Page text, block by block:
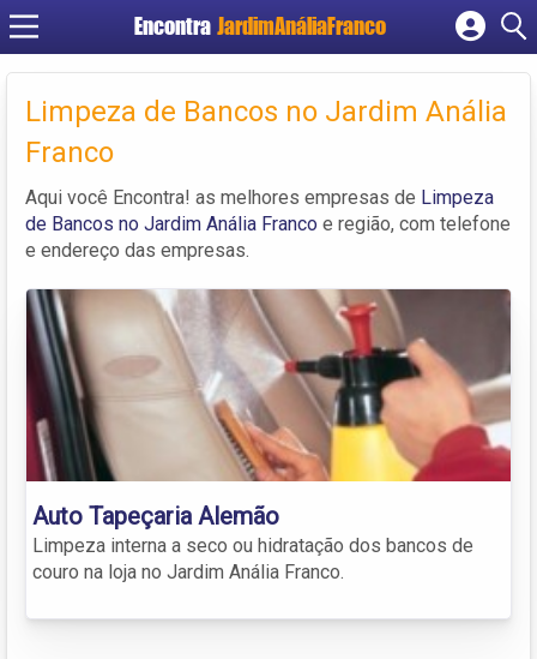
Encontra JardimAnáliaFranco
Cadastrar empresa
Criar conta
Limpeza de Bancos no Jardim Anália
Franco
Aqui você Encontra! as melhores empresas de Limpeza
de Bancos no Jardim Anália Franco e região, com telefone
e endereço das empresas.
Auto Tapeçaria Alemão
Limpeza interna a seco ou hidratação dos bancos de
couro na loja no Jardim Anália Franco.